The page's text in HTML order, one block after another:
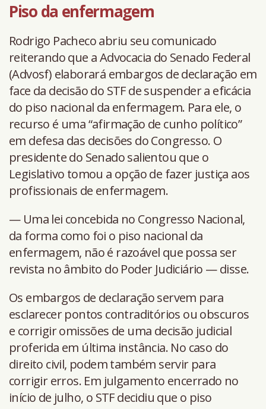
Piso da enfermagem
Rodrigo Pacheco abriu seu comunicado
reiterando que a Advocacia do Senado Federal
(Advosf) elaborará embargos de declaração em
face da decisão do STF de suspender a eficácia
do piso nacional da enfermagem. Para ele, o
recurso é uma “afirmação de cunho político”
em defesa das decisões do Congresso. O
presidente do Senado salientou que o
Legislativo tomou a opção de fazer justiça aos
profissionais de enfermagem.
— Uma lei concebida no Congresso Nacional,
da forma como foi o piso nacional da
enfermagem, não é razoável que possa ser
revista no âmbito do Poder Judiciário — disse.
Os embargos de declaração servem para
esclarecer pontos contraditórios ou obscuros
e corrigir omissões de uma decisão judicial
proferida em última instância. No caso do
direito civil, podem também servir para
corrigir erros. Em julgamento encerrado no
início de julho, o STF decidiu que o piso